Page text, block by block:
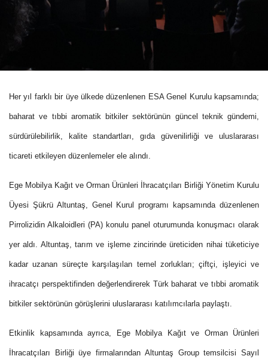
Her yıl farklı bir üye ülkede düzenlenen ESA Genel Kurulu kapsamında;
baharat ve tıbbi aromatik bitkiler sektörünün güncel teknik gündemi,
sürdürülebilirlik, kalite standartları, gıda güvenilirliği ve uluslararası
ticareti etkileyen düzenlemeler ele alındı.
Ege Mobilya Kağıt ve Orman Ürünleri İhracatçıları Birliği Yönetim Kurulu
Üyesi Şükrü Altuntaş, Genel Kurul programı kapsamında düzenlenen
Pirrolizidin Alkaloidleri (PA) konulu panel oturumunda konuşmacı olarak
yer aldı. Altuntaş, tarım ve işleme zincirinde üreticiden nihai tüketiciye
kadar uzanan süreçte karşılaşılan temel zorlukları; çiftçi, işleyici ve
ihracatçı perspektifinden değerlendirerek Türk baharat ve tıbbi aromatik
bitkiler sektörünün görüşlerini uluslararası katılımcılarla paylaştı.
Etkinlik kapsamında ayrıca, Ege Mobilya Kağıt ve Orman Ürünleri
İhracatçıları Birliği üye firmalarından Altuntaş Group temsilcisi Sayıl